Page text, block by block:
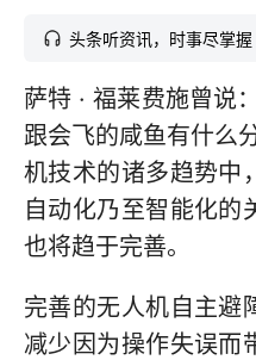
头条听资讯，时事尽掌握
萨特 · 福莱费施曾说
跟会飞的咸鱼有什么
机技术的诸多趋势中
自动化乃至智能化的
也将趋于完善。
完善的无人机自主避
减少因为操作失误而